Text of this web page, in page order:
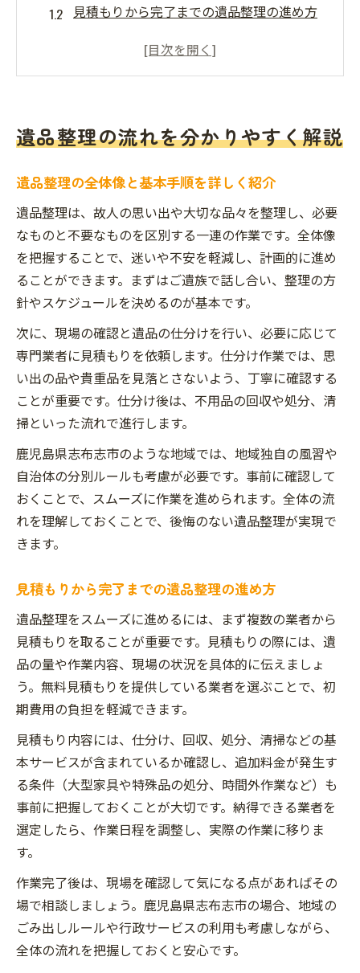
見積もりから完了までの遺品整理の進め方
志布志市で安心の遺品整理を進めるコツ
注意点
地域に根ざした遺品整理サービスの選び方
家族の負担を軽減する遺品整理の進め方
遺品整理で失敗しないための事前確認事項
遺品整理業者を比較する際の重要ポイント
失敗しない遺品整理の費用相場と注意点
遺品整理にかかる費用の相場と予算対策
追加費用が発生しやすい遺品整理の注意点
遺品整理費用を抑えるための工夫や選択肢
費用トラブルを防ぐための見積もり確認事
遺品整理費用の内訳と料金比較のポイント
家族の負担を減らす賢い遺品整理方法とは
家族の心身負担を減らす遺品整理のポイン
遺品整理で役立つサポートサービスの活用
方法
負担軽減に繋がる遺品整理の流れと準備
遺品整理で家族の不安を和らげる配慮とは
遺品整理で悩む方へ流れと手順の全体像
遺品整理が初めてでも分かる流れの全体像
遺品整理の各ステップと作業ポイント
迷いや悩みを解消する遺品整理の進め方
遺品整理手順を把握して安心して依頼する
方法
分かりやすい遺品整理の流れと注意したい
地域に寄り添う遺品整理の実践ポイント
地域特性を活かした遺品整理の工夫と配慮
遺品整理で信頼できる地域密着業者の選び
方
遺品整理の流れを分かりやすく解説
遺品整理の全体像と基本手順を詳しく紹介
遺品整理は、故人の思い出や大切な品々を整理し、必要
なものと不要なものを区別する一連の作業です。全体像
を把握することで、迷いや不安を軽減し、計画的に進め
ることができます。まずはご遺族で話し合い、整理の方
針やスケジュールを決めるのが基本です。
次に、現場の確認と遺品の仕分けを行い、必要に応じて
専門業者に見積もりを依頼します。仕分け作業では、思
い出の品や貴重品を見落とさないよう、丁寧に確認する
ことが重要です。仕分け後は、不用品の回収や処分、清
掃といった流れで進行します。
鹿児島県志布志市のような地域では、地域独自の風習や
自治体の分別ルールも考慮が必要です。事前に確認して
おくことで、スムーズに作業を進められます。全体の流
れを理解しておくことで、後悔のない遺品整理が実現で
きます。
見積もりから完了までの遺品整理の進め方
遺品整理をスムーズに進めるには、まず複数の業者から
見積もりを取ることが重要です。見積もりの際には、遺
品の量や作業内容、現場の状況を具体的に伝えましょ
う。無料見積もりを提供している業者を選ぶことで、初
期費用の負担を軽減できます。
見積もり内容には、仕分け、回収、処分、清掃などの基
本サービスが含まれているか確認し、追加料金が発生す
る条件（大型家具や特殊品の処分、時間外作業など）も
事前に把握しておくことが大切です。納得できる業者を
選定したら、作業日程を調整し、実際の作業に移りま
す。
作業完了後は、現場を確認して気になる点があればその
場で相談しましょう。鹿児島県志布志市の場合、地域の
ごみ出しルールや行政サービスの利用も考慮しながら、
全体の流れを把握しておくと安心です。